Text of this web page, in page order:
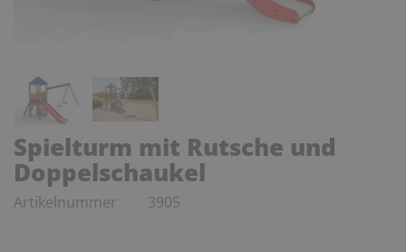
Spielturm mit Rutsche und
Doppelschaukel
Artikelnummer 3905